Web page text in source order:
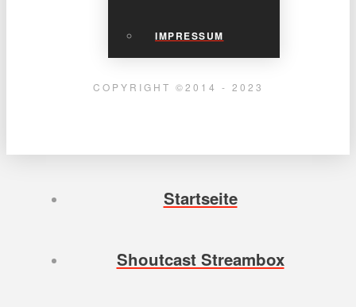
IMPRESSUM
COPYRIGHT ©2014 - 2023
Startseite
Shoutcast Streambox